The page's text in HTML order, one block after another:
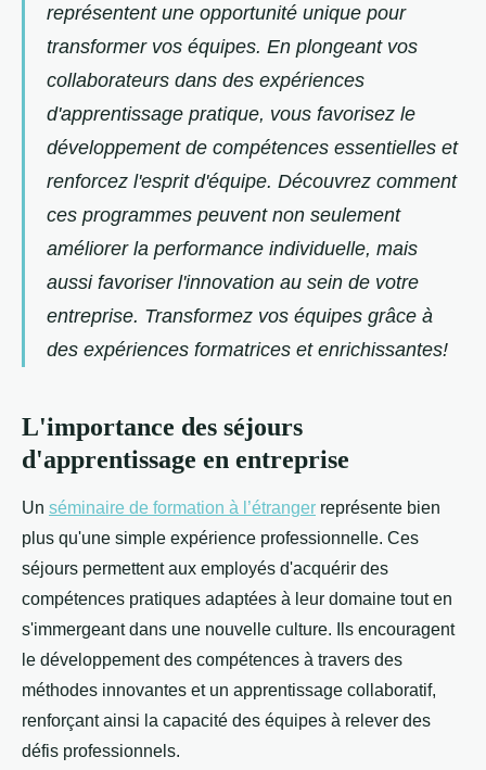
représentent une opportunité unique pour
transformer vos équipes. En plongeant vos
collaborateurs dans des expériences
d'apprentissage pratique, vous favorisez le
développement de compétences essentielles et
renforcez l'esprit d'équipe. Découvrez comment
ces programmes peuvent non seulement
améliorer la performance individuelle, mais
aussi favoriser l'innovation au sein de votre
entreprise. Transformez vos équipes grâce à
des expériences formatrices et enrichissantes!
L'importance des séjours
d'apprentissage en entreprise
Un séminaire de formation à l’étranger représente bien
plus qu'une simple expérience professionnelle. Ces
séjours permettent aux employés d'acquérir des
compétences pratiques adaptées à leur domaine tout en
s'immergeant dans une nouvelle culture. Ils encouragent
le développement des compétences à travers des
méthodes innovantes et un apprentissage collaboratif,
renforçant ainsi la capacité des équipes à relever des
défis professionnels.